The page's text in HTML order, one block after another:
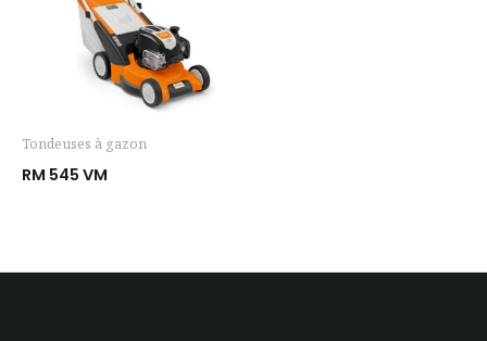
Tondeuses à gazon
RM 545 VM